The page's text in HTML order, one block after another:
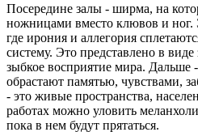
Посередине залы - ширма, на
ножницами вместо клювов и
где ирония и аллегория
систему. Это представлено в виде
зыбкое восприятие мира.
обрастают памятью, чувствами,
- это живые пространства,
работах можно уловить
пока в нем будут прятаться.